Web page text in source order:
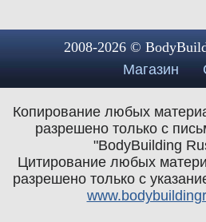
2008-2026 ©
Магазин
Копирование любых
разрешено только с
"BodyBuilding
Цитирование любых
разрешено только с